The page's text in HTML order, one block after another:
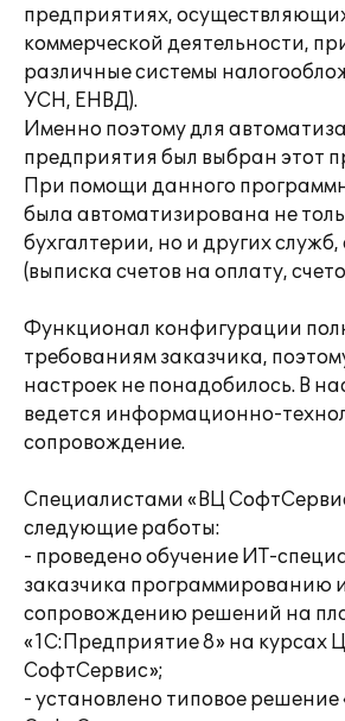
предприятиях,
коммерческой деятельности,
различные системы
УСН, ЕНВД).
Именно поэтому для
предприятия был выбран этот
При помощи данного
была автоматизирована не
бухгалтерии, но и других
(выписка счетов на оплату,
Функционал конфигурации
требованиям заказчика,
настроек не понадобилось. В
ведется информационно-
сопровождение.
Специалистами «ВЦ
следующие работы:
- проведено обучение ИТ-
заказчика программированию и
сопровождению решений на
«1С:Предприятие 8» на курсах
СофтСервис»;
- установлено типовое решение